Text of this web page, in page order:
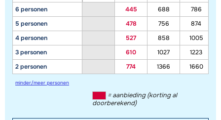
6 personen
5 personen
4 personen
3 personen
2 personen
445
688
786
478
756
874
527
858
1005
610
1027
1223
774
1366 1660
minder/meer personen
= aanbieding (korting al
doorberekend)